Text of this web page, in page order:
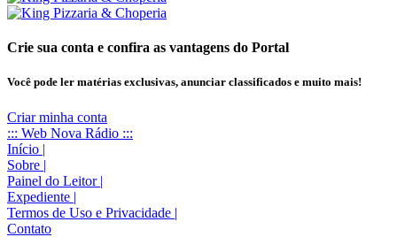
Crie sua conta e confira as vantagens do Portal
Você pode ler matérias exclusivas, anunciar classificados e muito mais!
Criar minha conta
::: Web Nova Rádio :::
Início |
Sobre |
Painel do Leitor |
Expediente |
Termos de Uso e Privacidade |
Contato